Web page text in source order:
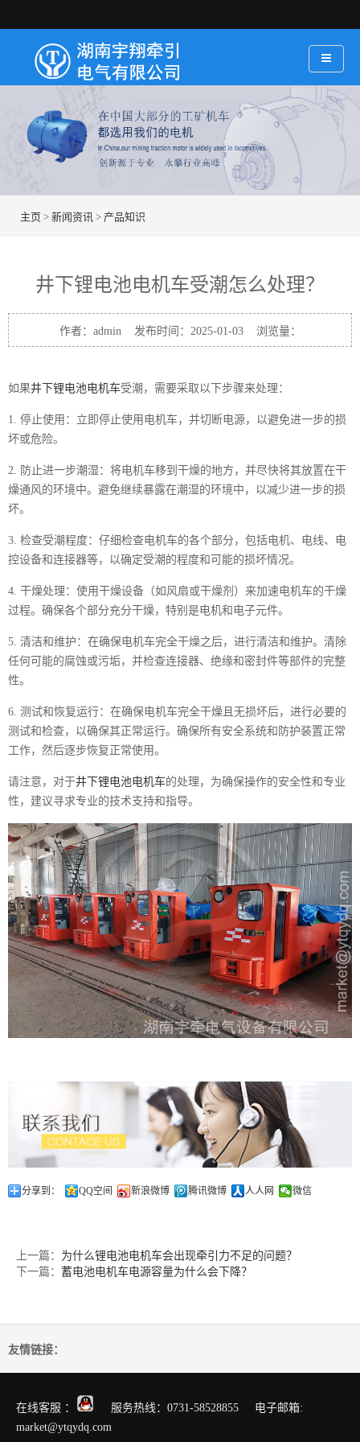
主页 > 新闻资讯 > 产品知识
井下锂电池电机车受潮怎么处理？
作者：admin 发布时间：2025-01-03 浏览量：
如果井下锂电池电机车受潮，需要采取以下步骤来处理：
1. 停止使用：立即停止使用电机车，并切断电源，以避免进一步的损
坏或危险。
2. 防止进一步潮湿：将电机车移到干燥的地方，并尽快将其放置在干
燥通风的环境中。避免继续暴露在潮湿的环境中，以减少进一步的损
坏。
3. 检查受潮程度：仔细检查电机车的各个部分，包括电机、电线、电
控设备和连接器等，以确定受潮的程度和可能的损坏情况。
4. 干燥处理：使用干燥设备（如风扇或干燥剂）来加速电机车的干燥
过程。确保各个部分充分干燥，特别是电机和电子元件。
5. 清洁和维护：在确保电机车完全干燥之后，进行清洁和维护。清除
任何可能的腐蚀或污垢，并检查连接器、绝缘和密封件等部件的完整
性。
6. 测试和恢复运行：在确保电机车完全干燥且无损坏后，进行必要的
测试和检查，以确保其正常运行。确保所有安全系统和防护装置正常
工作，然后逐步恢复正常使用。
请注意，对于井下锂电池电机车的处理，为确保操作的安全性和专业
性，建议寻求专业的技术支持和指导。
分享到： QQ空间 新浪微博 腾讯微博 人人网 微信
上一篇： 为什么锂电池电机车会出现牵引力不足的问题？
下一篇： 蓄电池电机车电源容量为什么会下降？
友情链接：
在线客服 ：
服务热线：0731-58528855 电子邮箱:
market@ytqydq.com